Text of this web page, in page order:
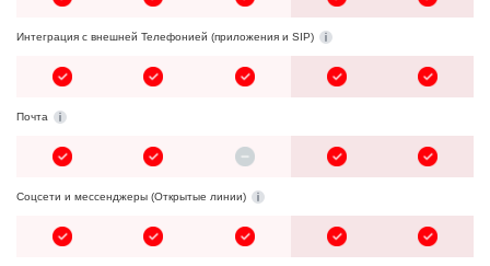
Интеграция с внешней Телефонией (приложения и SIP)
Почта
Cоцсети и мессенджеры (Открытые линии)